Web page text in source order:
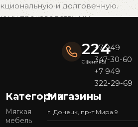
и долговечную.
производству мы
мебель «СОтА»?
выбор мебелив
современного минимализма
Готовые решения подойдут для
224
С Феникса
+7 949
347-30-60
+7 949
322-29-69
Категории
Мягкая
мебель
Магазины
г. Донецк, пр-т Мира 9